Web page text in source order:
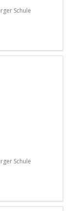
Schule
Schule